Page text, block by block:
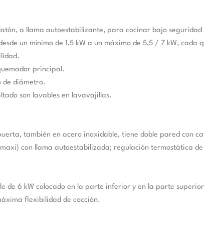
a llama autoestabilizante, para cocinar bajo
un mínimo de 1,5 kW a un máximo de 5,5 / 7 kW, cada
principal.
de diámetro.
son lavables en lavavajillas.
también en acero inoxidable, tiene doble pared con
con llama autoestabilizada; regulación termostática
de 6 kW colocado en la parte inferior y en la parte
flexibilidad de cocción.